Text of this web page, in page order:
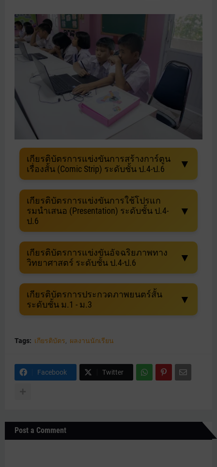
เกียรติบัตรการแข่งขันการสร้างการ์ตูน
เรื่องสั้น (Comic Strip) ระดับชั้น ป.4-ป.6
▼
เกียรติบัตรการแข่งขันการใช้โปรแก
รมนําเสนอ (Presentation) ระดับชั้น ป.4-
ป.6
▼
เกียรติบัตรการแข่งขันอัจฉริยภาพทาง
วิทยาศาสตร์ ระดับชั้น ป.4-ป.6
▼
เกียรติบัตรการประกวดภาพยนตร์สั้น
ระดับชั้น ม.1 - ม.3
▼
Tags: เกียรติบัตร ผลงานนักเรียน
Facebook Twitter
Post a Comment